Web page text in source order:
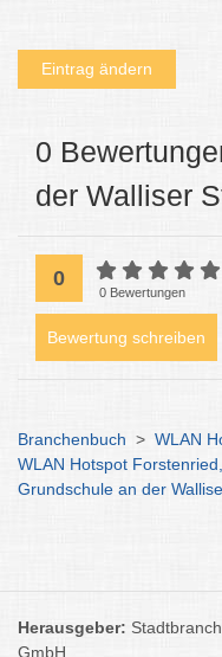
Eintrag ändern
0
der Walliser
0
0 Bewertungen
Bewertung schreiben
Branchenbuch > WLAN
WLAN Hotspot
Grundschule an der
Herausgeber:
GmbH